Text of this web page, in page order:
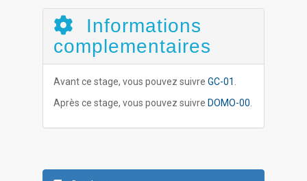
Informations
complementaires
Avant ce stage, vous pouvez suivreGC-01
Après ce stage, vous pouvez suivre DOMO-00